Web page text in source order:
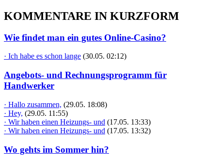
KOMMENTARE IN KURZFORM
Wie findet man ein gutes Online-Casino?
· Ich habe es schon lange (30.05. 02:12)
Angebots- und Rechnungsprogramm für
Handwerker
· Hallo zusammen, (29.05. 18:08)
· Hey, (29.05. 11:55)
· Wir haben einen Heizungs- und (17.05. 13:33)
· Wir haben einen Heizungs- und (17.05. 13:32)
Wo gehts im Sommer hin?